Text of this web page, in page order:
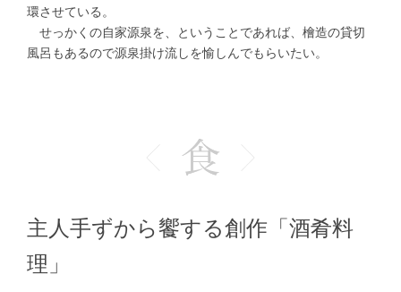
環させている。
せっかくの自家源泉を、ということであれば、檜造の貸切
風呂もあるので源泉掛け流しを愉しんでもらいたい。
主人手ずから饗する創作「酒肴料
理」